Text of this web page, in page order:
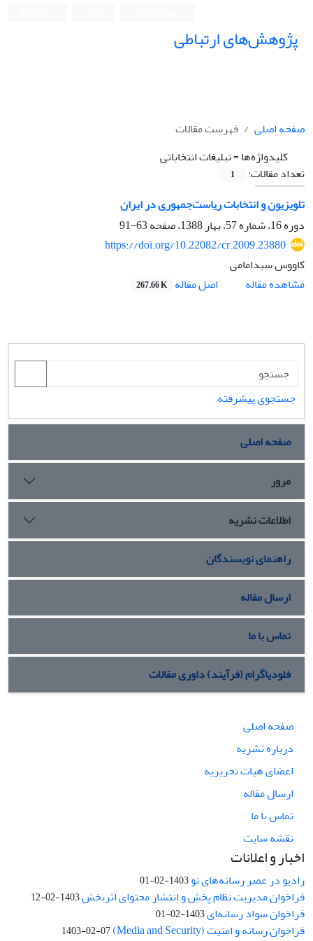
پژوهش‌های ارتباطی
صفحه اصلی
فهرست مقالات
کلیدواژه‌ها =تبلیغات انتخاباتی
تعداد مقالات:
1
تلویزیون و انتخابات ریاست‌جمهوری در ایران
دوره 16، شماره 57، بهار 1388، صفحه
63-91
https://doi.org/10.22082/cr.2009.23880
کاووس سیدامامی
مشاهده مقاله
اصل مقاله 267.66 K
جستجوی پیشرفته
صفحه اصلی
مرور
اطلاعات نشریه
راهنمای نویسندگان
ارسال مقاله
تماس با ما
فلودیاگرام (فرآیند) داوری مقالات
صفحه اصلی
درباره نشریه
اعضای هیات تحریریه
ارسال مقاله
تماس با ما
نقشه سایت
اخبار و اعلانات
رادیو در عصر رسانه‌های نو1403-02-01
فراخوان مدیریت نظام پخش و انتشار محتوای اثربخش1403-02-12
فراخوان سواد رسانه‌ای1403-02-01
فراخوان رسانه و امنیت (Media and Security) 1403-02-07